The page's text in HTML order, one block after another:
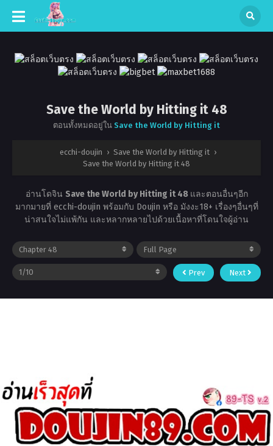
Save the World by Hitting it 48
ตอนทั้งหมดอยู่ใน Save the World by Hitting it
ecchi-doujin › Save the World by Hitting it ›
Save the World by Hitting it 48
อ่านโดจิน Save the World by Hitting it 48 และตอนอื่นๆอีก
มากมายที่ ecchi-doujin พร้อมกับ Doujin หรือ มังงะ18+ เรื่องๆอื่นๆที่
น่าสนใจไม่แพ้กัน และหลากหลายไปด้วยเนื้อหาที่โดนใจผู้อ่าน
Prev Next